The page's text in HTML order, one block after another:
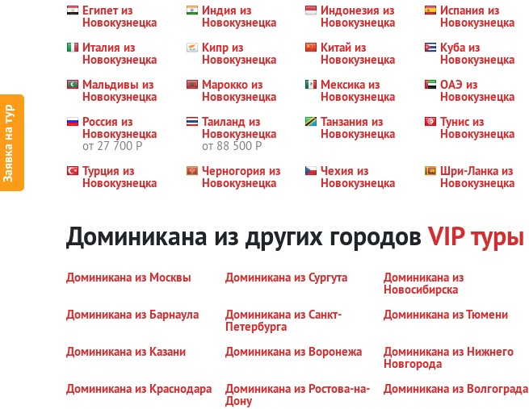
Заявка на тур
Египет из
Новокузнецка
Индия из
Новокузнецка
Индонезия из
Новокузнецка
Испания из
Новокузнецка
Италия из
Новокузнецка
Кипр из
Новокузнецка
Китай из
Новокузнецка
Куба из
Новокузнецка
Мальдивы из
Новокузнецка
Марокко из
Новокузнецка
Мексика из
Новокузнецка
ОАЭ из
Новокузнецка
Россия из
Новокузнецка
от 27 700 Р
Таиланд из
Новокузнецка
от 88 500 Р
Танзания из
Новокузнецка
Тунис из
Новокузнецка
Турция из
Новокузнецка
Черногория из
Новокузнецка
Чехия из
Новокузнецка
Шри-Ланка из
Новокузнецка
Доминикана из других городов VIP туры
Доминикана из Москвы Доминикана из Сургута Доминикана из
Новосибирска
Доминикана из Барнаула
Доминикана из Санкт-
Петербурга
Доминикана из Тюмени
Доминикана из Казани Доминикана из Воронежа Доминикана из Нижнего
Новгорода
Доминикана из Краснодара Доминикана из Ростова-на-
Дону
Доминикана из Волгограда